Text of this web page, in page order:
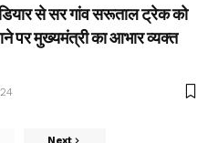
से सर गांव सरूताल ट्रेक को
पर मुख्यमंत्री का आभार व्यक्त